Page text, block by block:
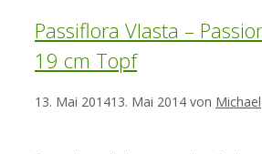
Passiflora Vlasta –
19 cm Topf
13. Mai 201413. Mai 2014 von Michael